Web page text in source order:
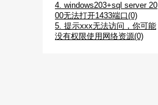
4. windows203+sql server 20
00无法打开1433端口(0)
5. 提示xxx无法访问，你可能
没有权限使用网络资源(0)